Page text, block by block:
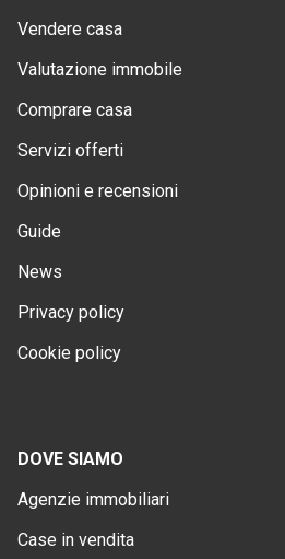
Vendere casa
Valutazione immobile
Comprare casa
Servizi offerti
Opinioni e recensioni
Guide
News
Privacy policy
Cookie policy
DOVE SIAMO
Agenzie immobiliari
Case in vendita